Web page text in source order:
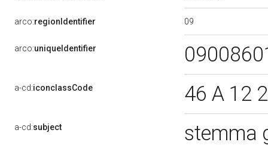
arco:regionIdentifier 09
arco:uniqueIdentifier
a-cd:iconclassCode 46 A 12
a-cd:subject
stemma